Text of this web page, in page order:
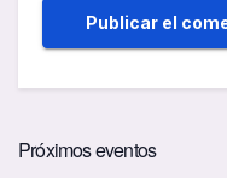
Próximos eventos